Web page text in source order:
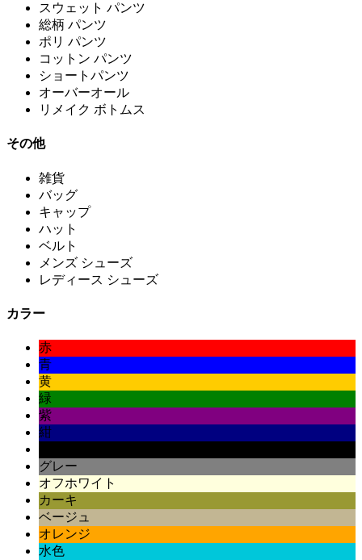
スウェット パンツ
総柄 パンツ
ポリ パンツ
コットン パンツ
ショートパンツ
オーバーオール
リメイク ボトムス
その他
雑貨
バッグ
キャップ
ハット
ベルト
メンズ シューズ
レディース シューズ
カラー
赤
青
黄
緑
紫
紺
グレー
オフホワイト
カーキ
ベージュ
オレンジ
水色